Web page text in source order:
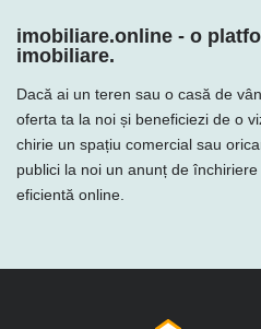
imobiliare.online - o
imobiliare.
Dacă ai un teren sau o casă de
oferta ta la noi și beneficiezi de o
chirie un spațiu comercial sau
publici la noi un anunț de
eficientă online.